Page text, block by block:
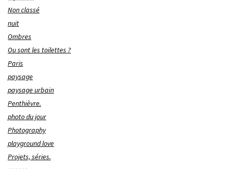
Non classé
nuit
Ombres
Ou sont les toilettes ?
Paris
paysage
paysage urbain
Penthièvre.
photo du jour
Photography
playground love
Projets, séries.